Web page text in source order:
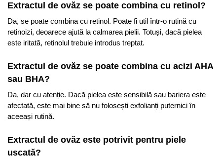
Extractul de ovăz se poate combina cu retinol?
Da, se poate combina cu retinol. Poate fi util într-o rutină cu
retinoizi, deoarece ajută la calmarea pielii. Totuși, dacă pielea
este iritată, retinolul trebuie introdus treptat.
Extractul de ovăz se poate combina cu acizi AHA
sau BHA?
Da, dar cu atenție. Dacă pielea este sensibilă sau bariera este
afectată, este mai bine să nu folosești exfolianți puternici în
aceeași rutină.
Extractul de ovăz este potrivit pentru piele
uscată?